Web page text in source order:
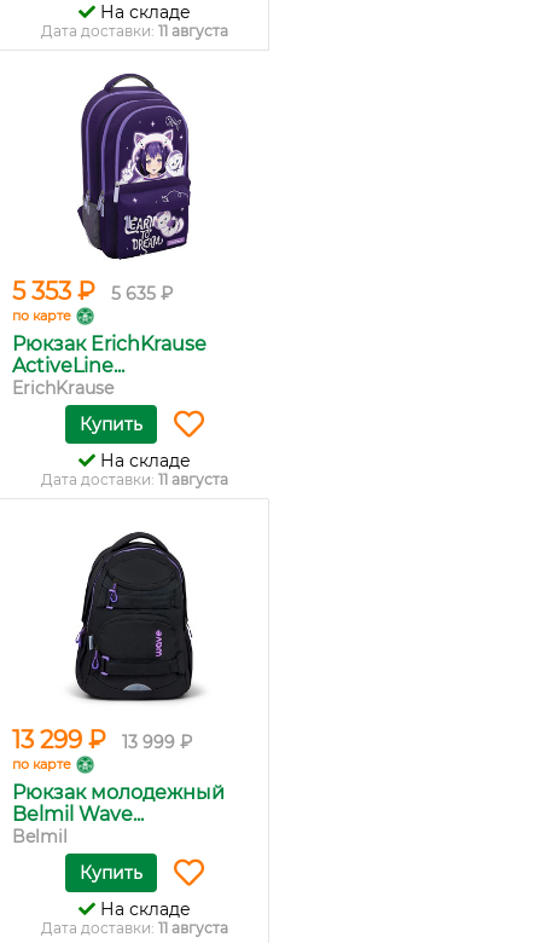
На складе
Дата доставки: 11 августа
5 353 ₽ 5 635 ₽
по карте
Рюкзак ErichKrause
ActiveLine...
ErichKrause
Купить
На складе
Дата доставки: 11 августа
13 299 ₽ 13 999 ₽
по карте
Рюкзак молодежный
Belmil Wave...
Belmil
Купить
На складе
Дата доставки: 11 августа